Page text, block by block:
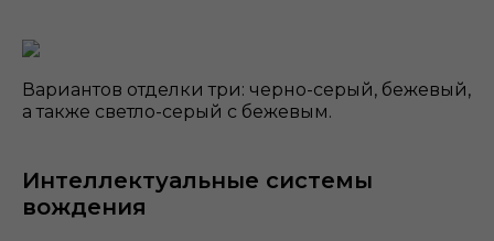
Вариантов отделки три: черно-серый, бежевый,
а также светло-серый с бежевым.
Интеллектуальные системы
вождения